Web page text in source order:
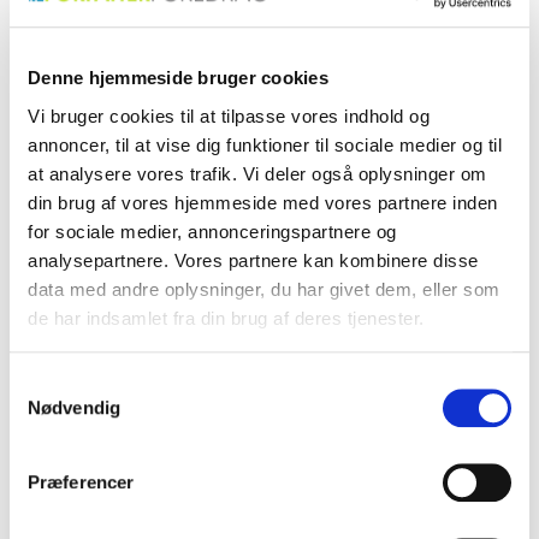
Denne hjemmeside bruger cookies
Vi bruger cookies til at tilpasse vores indhold og
annoncer, til at vise dig funktioner til sociale medier og til
at analysere vores trafik. Vi deler også oplysninger om
din brug af vores hjemmeside med vores partnere inden
for sociale medier, annonceringspartnere og
analysepartnere. Vores partnere kan kombinere disse
data med andre oplysninger, du har givet dem, eller som
de har indsamlet fra din brug af deres tjenester.
Nødvendig
Præferencer
menneskelig indsigt med
klasse, arv og identitet.
en dybt personlig og stærk
indre kampe.
Lasse Dyrholm
Jensen
transperson i Danmark.
Madison Henriette
Svensson
sorg, glæde og angst, og